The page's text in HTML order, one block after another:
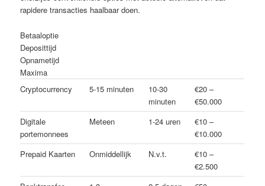
rapidere transacties haalbaar doen.
Betaaloptie
Deposittijd
Opnametijd
Maxima
Cryptocurrency
5-15 minuten
10-30
minuten
€20 –
€50.000
Digitale
portemonnees
Meteen 1-24 uren
€10 –
€10.000
Prepaid Kaarten
Onmiddellijk N.v.t.
€10 –
€2.500